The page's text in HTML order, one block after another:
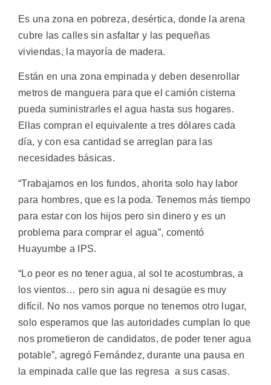
Es una zona en pobreza, desértica, donde la arena
cubre las calles sin asfaltar y las pequeñas
viviendas, la mayoría de madera.
Están en una zona empinada y deben desenrollar
metros de manguera para que el camión cisterna
pueda suministrarles el agua hasta sus hogares.
Ellas compran el equivalente a tres dólares cada
día, y con esa cantidad se arreglan para las
necesidades básicas.
“Trabajamos en los fundos, ahorita solo hay labor
para hombres, que es la poda. Tenemos más tiempo
para estar con los hijos pero sin dinero y es un
problema para comprar el agua”, comentó
Huayumbe a IPS.
“Lo peor es no tener agua, al sol te acostumbras, a
los vientos… pero sin agua ni desagüe es muy
difícil. No nos vamos porque no tenemos otro lugar,
solo esperamos que las autoridades cumplan lo que
nos prometieron de candidatos, de poder tener agua
potable”, agregó Fernández, durante una pausa en
la empinada calle que las regresa a sus casas.